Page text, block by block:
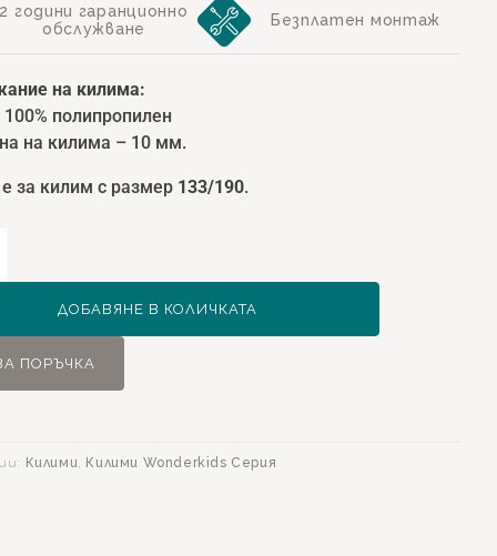
2 години гаранционно
обслужване
Безплатен монтаж
на килима:
полипропилен
на килима – 10 мм.
за килим с размер 133/190.
ДОБАВЯНЕ В КОЛИЧКАТА
ПОРЪЧКА
Килими Килими Wonderkids Серия